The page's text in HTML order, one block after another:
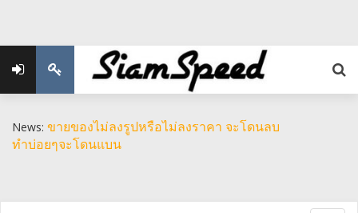
News: ขายของไม่ลงรูปหรือไม่ลงราคา จะโดนลบ
ทำบ่อยๆจะโดนแบน